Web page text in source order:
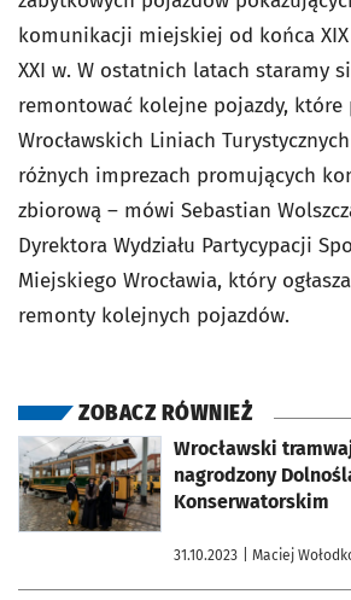
komunikacji miejskiej od końca
XXI w. W ostatnich latach staramy
remontować kolejne pojazdy,
Wrocławskich Liniach
różnych imprezach promujących
zbiorową – mówi Sebastian
Dyrektora Wydziału Partycypacji
Miejskiego Wrocławia, który
remonty kolejnych pojazdów.
ZOBACZ RÓWNIEŻ
Wrocławski
nagrodzony
Konserwatorskim
31.10.2023 | Maciej
otworzy się w nowej karcie